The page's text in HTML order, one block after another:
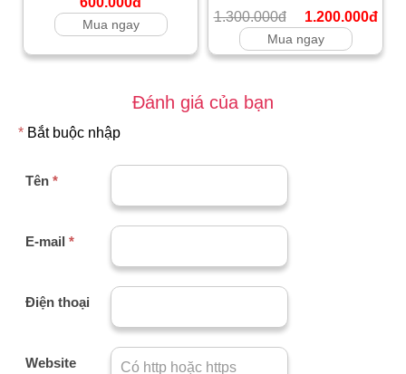
Mua ngay 1.300.000đ 1.200.000đ
Mua ngay
Đánh giá của bạn
* Bắt buộc nhập
Tên *
E-mail *
Điện thoại
Website